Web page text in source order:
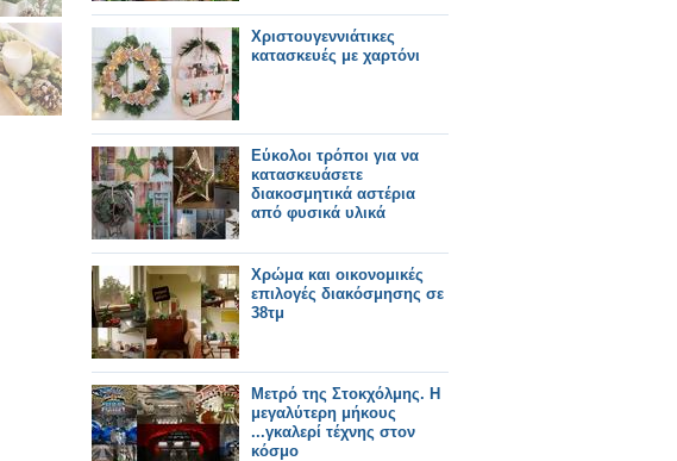
Χριστουγεννιάτικες
κατασκευές με χαρτόνι
Εύκολοι τρόποι για να
κατασκευάσετε
διακοσμητικά αστέρια
από φυσικά υλικά
Χρώμα και οικονομικές
επιλογές διακόσμησης σε
38τμ
Μετρό της Στοκχόλμης. Η
μεγαλύτερη μήκους
...γκαλερί τέχνης στον
κόσμο